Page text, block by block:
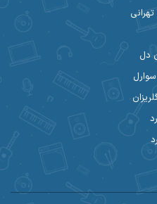
آوات یگانه
ابوالحسن جاویدان
احسان اصغری
دل